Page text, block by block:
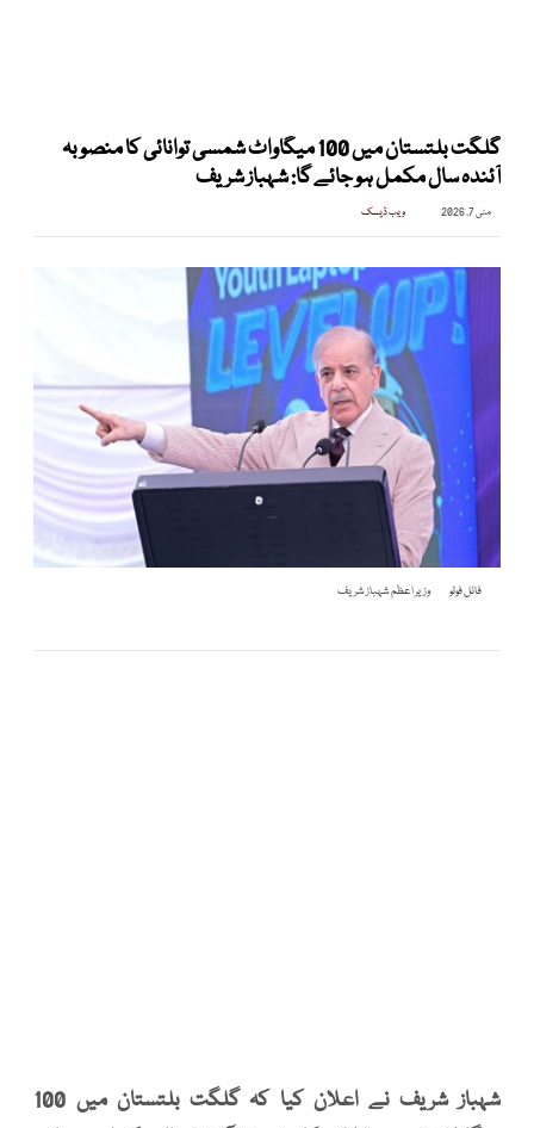
گلگت بلتستان میں 100 میگاواٹ شمسی توانائی کا منصوبہ
آئندہ سال مکمل ہو جائے گا: شہباز شریف
مئی 7, 2026 ویب ڈیسک
فائل فوٹو وزیر اعظم شہباز شریف
شہباز شریف نے اعلان کیا کہ گلگت بلتستان میں 100